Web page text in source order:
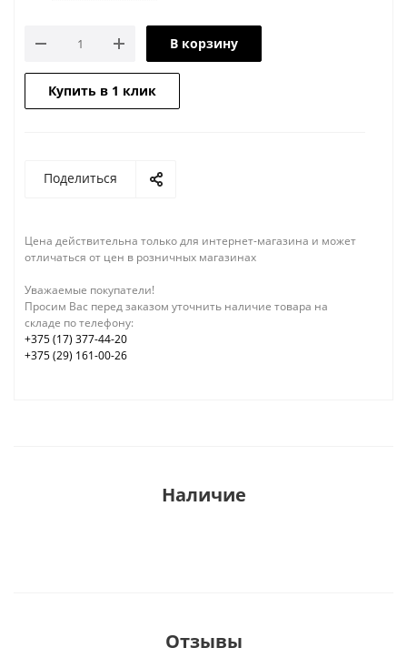
В корзину
Купить в 1 клик
Поделиться
Цена действительна только для интернет-магазина и может
отличаться от цен в розничных магазинах
Уважаемые покупатели!
Просим Вас перед заказом уточнить наличие товара на
складе по телефону:
+375 (17) 377-44-20
+375 (29) 161-00-26
Наличие
Отзывы